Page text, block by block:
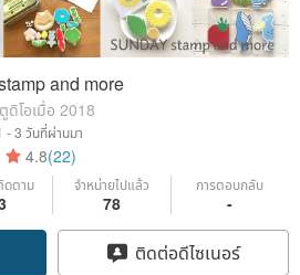
and more
โอเมื่อ 2018
- 3 วันที่ผ่านมา
4.8(22)
ดตาม จำหน่ายไปแล้ว
78
การตอบกลับ
-
ติดต่อดีไซเนอร์